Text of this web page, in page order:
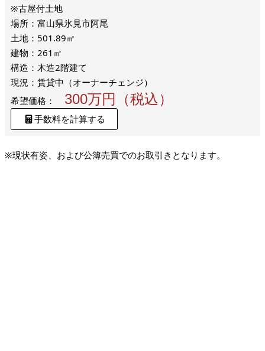
※古屋付土地
場所：富山県氷見市阿尾
土地：501.89㎡
建物：261㎡
構造：木造2階建て
現況：賃貸中（オーナーチェンジ）
希望価格：
300万円（税込）
手数料を計算する
※現状有姿、および公簿売買でのお取引きとなります。